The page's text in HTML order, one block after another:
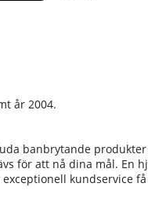
år 2004.
banbrytande
för att nå dina mål. En
kundservice